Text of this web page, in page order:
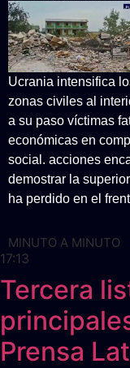
Ucrania intensifica
zonas civiles al
a su paso víctimas
económicas en
social. acciones
demostrar la
ha perdido en el
MINUTO A MINUTO
17:13
Tercera
Prensa